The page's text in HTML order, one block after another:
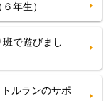
年生）
で遊びまし
ルランのサポ